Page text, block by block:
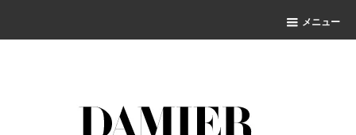
メニュー